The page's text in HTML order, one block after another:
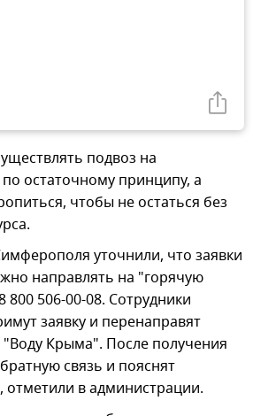
подвоз на
остаточному принципу, а
чтобы не остаться без
уточнили, что заявки
направлять на "горячую
506-00-08. Сотрудники
заявку и перенаправят
"Воду Крыма". После получения
связь и пояснят
отметили в администрации.